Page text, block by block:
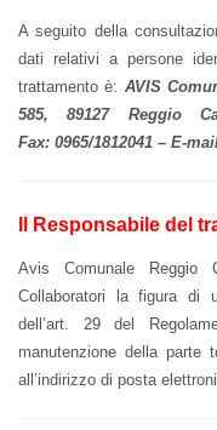
A seguito della
dati relativi a persone
trattamento è: AVIS
585, 89127 Reggio
Fax: 0965/1812041 – E-
Il Responsabile del
Avis Comunale
Collaboratori la figura di
dell’art. 29 del
manutenzione della parte
all’indirizzo di posta